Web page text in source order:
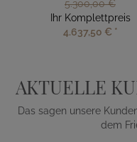
5.300,00 €
Ihr Komplettpreis
4.637,50 € *
AKTUELLE
Das sagen unsere
dem